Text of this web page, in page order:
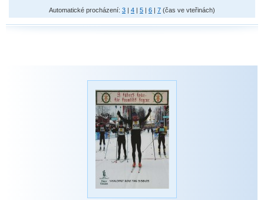
Automatické procházení: 3 | 4 | 5 | 6 | 7 (čas ve vteřinách)